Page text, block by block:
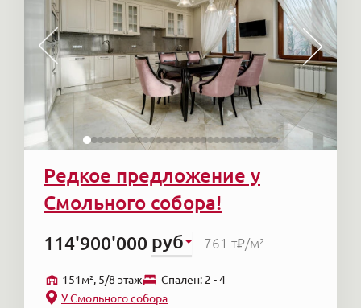
Редкое предложение у
Смольного собора!
114'900'000 руб 761 т₽/м²
151м², 5/8 этаж
Cпален: 2 - 4
У Смольного собора